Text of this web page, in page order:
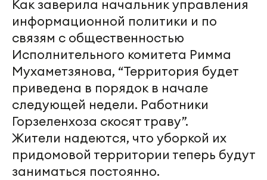
Как заверила начальник управления
информационной политики и по
связям с общественностью
Исполнительного комитета Римма
Мухаметзянова, “Территория будет
приведена в порядок в начале
следующей недели. Работники
Горзеленхоза скосят траву”.
Жители надеются, что уборкой их
придомовой территории теперь будут
заниматься постоянно.